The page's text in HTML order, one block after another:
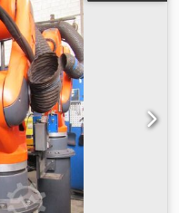
har vi over 300 roboter
FANUC og Motoman.